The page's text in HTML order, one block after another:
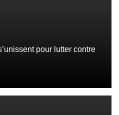
pour lutter contre